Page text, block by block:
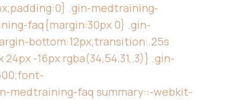
.gin-medtraining-
faq{margin:30px 0} .gin-
bottom:12px;transition:.25s
-16px rgba(34,54,31,.3)} .gin-
medtraining-faq summary::-webkit-